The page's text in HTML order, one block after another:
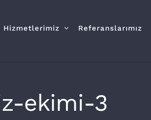
Hizmetlerimiz Referanslarımız
ekimi-3